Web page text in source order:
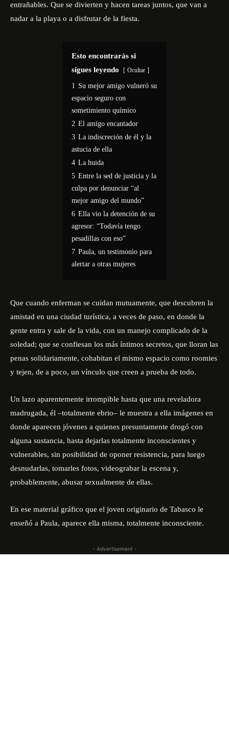
entrañables. Que se divierten y hacen tareas juntos, que van a
nadar a la playa o a disfrutar de la fiesta.
Esto encontrarás si
sigues leyendo
Ocultar
1 Su mejor amigo vulneró su
espacio seguro con
sometimiento químico
2 El amigo encantador
3 La indiscreción de él y la
astucia de ella
4 La huida
5 Entre la sed de justicia y la
culpa por denunciar “al
mejor amigo del mundo”
6 Ella vio la detención de su
agresor: “Todavía tengo
pesadillas con eso”
7 Paula, un testimonio para
alertar a otras mujeres
Que cuando enferman se cuidan mutuamente, que descubren la
amistad en una ciudad turística, a veces de paso, en donde la
gente entra y sale de la vida, con un manejo complicado de la
soledad; que se confiesan los más íntimos secretos, que lloran las
penas solidariamente, cohabitan el mismo espacio como roomies
y tejen, de a poco, un vínculo que creen a prueba de todo.
Un lazo aparentemente irrompible hasta que una reveladora
madrugada, él –totalmente ebrio– le muestra a ella imágenes en
donde aparecen jóvenes a quienes presuntamente drogó con
alguna sustancia, hasta dejarlas totalmente inconscientes y
vulnerables, sin posibilidad de oponer resistencia, para luego
desnudarlas, tomarles fotos, videograbar la escena y,
probablemente, abusar sexualmente de ellas.
En ese material gráfico que el joven originario de Tabasco le
enseñó a Paula, aparece ella misma, totalmente inconsciente.
- Advertisement -